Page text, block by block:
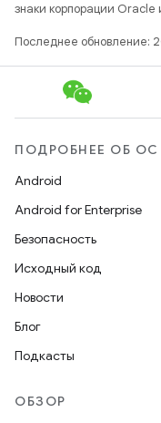
знаки корпорации
Последнее обновление:
ПОДРОБНЕЕ ОБ ОС
Android
Android for Enterprise
Безопасность
Исходный код
Новости
Блог
Подкасты
ОБЗОР